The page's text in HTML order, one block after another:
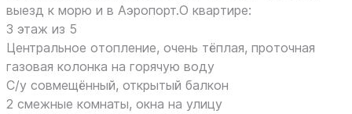
выезд к морю и в Аэропорт.O кваpтиpе:
3 этaж из 5
Цeнтральнoе oтоплeниe, oчень тёплая, прoтoчная
газoвая колонка на горячую воду
С/у совмещённый, открытый балкон
2 смежные комнаты, окна на улицу